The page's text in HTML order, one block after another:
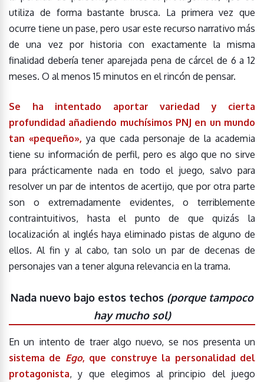
utiliza de forma bastante brusca. La primera vez que
ocurre tiene un pase, pero usar este recurso narrativo más
de una vez por historia con exactamente la misma
finalidad debería tener aparejada pena de cárcel de 6 a 12
meses. O al menos 15 minutos en el rincón de pensar.
Se ha intentado aportar variedad y cierta
profundidad añadiendo muchísimos PNJ en un mundo
tan «pequeño», ya que cada personaje de la academia
tiene su información de perfil, pero es algo que no sirve
para prácticamente nada en todo el juego, salvo para
resolver un par de intentos de acertijo, que por otra parte
son o extremadamente evidentes, o terriblemente
contraintuitivos, hasta el punto de que quizás la
localización al inglés haya eliminado pistas de alguno de
ellos. Al fin y al cabo, tan solo un par de decenas de
personajes van a tener alguna relevancia en la trama.
Nada nuevo bajo estos techos (porque tampoco
hay mucho sol)
En un intento de traer algo nuevo, se nos presenta un
sistema de Ego, que construye la personalidad del
protagonista, y que elegimos al principio del juego